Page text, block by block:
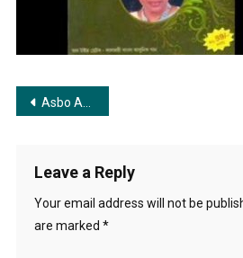
Post
Asbo Ar Ekdin Aj Jai | আসব আর একদিন আজ যাই
Leave a Reply
Your email address will not be
are marked *